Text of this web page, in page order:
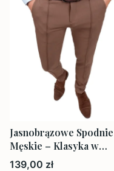
Jasnobrązowe Spodnie
Męskie – Klasyka w
Nowoczesnym Wydaniu
Cena
139,00 zł